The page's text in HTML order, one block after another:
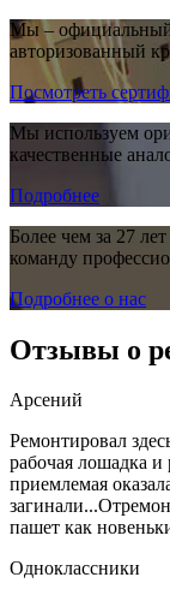
Мы –
авторизованный
Посмотреть
Мы используем
качественные
Подробнее
Более чем за 27
команду
Подробнее о нас
Отзывы о
Арсений
Ремонтировал
рабочая лошадка и
приемлемая
пашет как
Одноклассники